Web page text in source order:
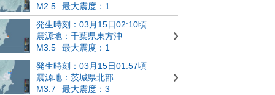
M2.5
最大震度：1
発生時刻：03月15日02:10頃
震源地：千葉県東方沖
M3.5
最大震度：1
発生時刻：03月15日01:57頃
震源地：茨城県北部
M3.7
最大震度：3